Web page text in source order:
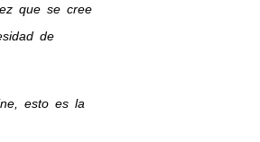
que se cree
de
esto es la